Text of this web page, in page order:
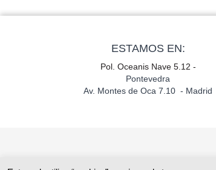
ESTAMOS EN:
Pol. Oceanis Nave 5.12 -
Pontevedra
Av. Montes de Oca 7.10 - Madrid